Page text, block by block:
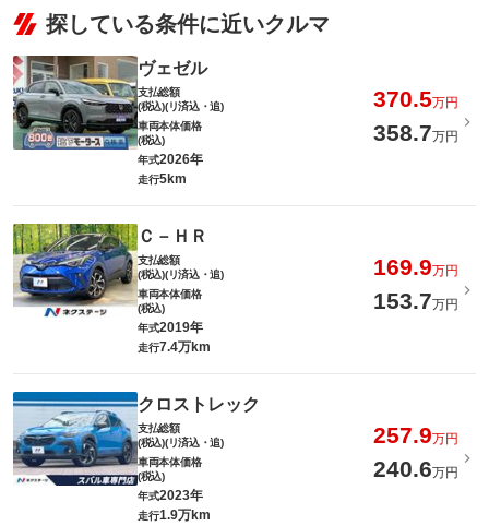
探している条件に近いクルマ
ヴェゼル
支払総額
(税込)(リ済込・追)
370.5万円
車両本体価格
(税込)
358.7万円
年式2026年
走行5km
Ｃ－ＨＲ
支払総額
(税込)(リ済込・追)
169.9万円
車両本体価格
(税込)
153.7万円
年式2019年
走行7.4万km
クロストレック
支払総額
(税込)(リ済込・追)
257.9万円
車両本体価格
(税込)
240.6万円
年式2023年
走行1.9万km